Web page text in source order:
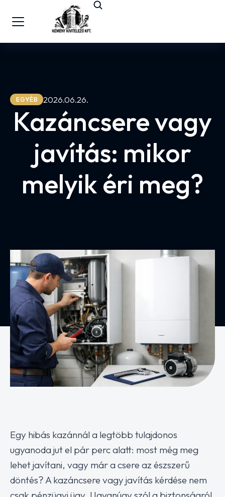
EGYÉB 2026.06.26.
Kazáncsere vagy
javítás: mikor
melyik éri meg?
Egy hibás kazánnál a legtöbb tulajdonos
ugyanoda jut el pár perc alatt: most még meg
lehet javítani, vagy már a csere az észszerű
döntés? A kazáncsere vagy javítás kérdése nem